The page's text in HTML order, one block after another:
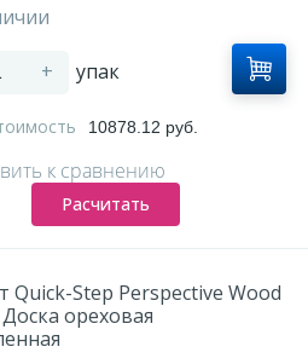
+ упак
10878.12 руб.
к сравнению
Расчитать
Quick-Step Perspective Wood
ореховая